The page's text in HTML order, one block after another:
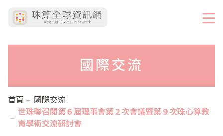
國際交流
首頁
國際交流
世珠聯召開第６屆理事會第２次會議暨第９次珠心算教
育學術交流研討會